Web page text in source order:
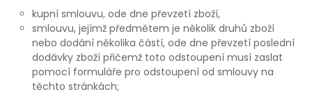
kupní smlouvu, ode dne převzetí zboží,
smlouvu, jejímž předmětem je několik druhů zboží
nebo dodání několika částí, ode dne převzetí poslední
dodávky zboží přičemž toto odstoupení musí zaslat
pomocí formuláře pro odstoupení od smlouvy na
těchto stránkách;